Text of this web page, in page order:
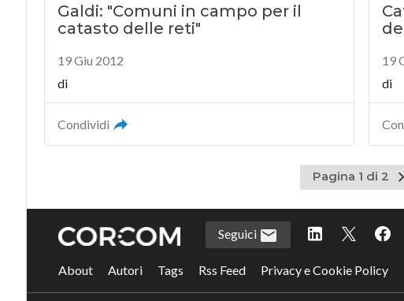
Galdi: "Comuni in campo per il
catasto delle reti"
19 Giu 2012
di
Condividi
19
di
Pagina 1 di 2
Seguici
About Autori Tags Rss Feed Privacy e Cookie Policy